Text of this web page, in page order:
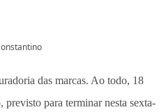
das marcas. Ao todo, 18
previsto para terminar nesta sexta-